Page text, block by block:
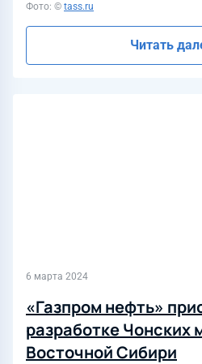
Читать
Фото: © tass.ru
6 марта 2024
«Газпром нефть»
разработке Чонских
Восточной Сибири